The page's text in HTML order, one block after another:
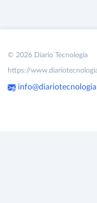
© 2026 Diario Tecnología
https://